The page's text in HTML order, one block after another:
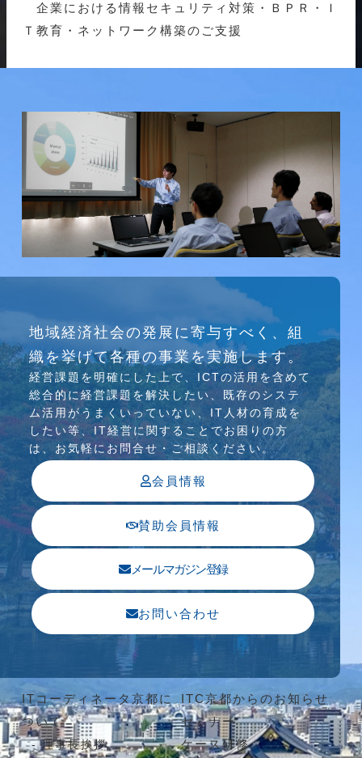
企業における情報セキュリティ対策・ＢＰＲ・Ｉ
Ｔ教育・ネットワーク構築のご支援
介護ソリューション研究会、WEB/SNS研究会を
行っています
地域経済社会の発展に寄与すべく、組
織を挙げて各種の事業を実施します。
経営課題を明確にした上で、ICTの活⽤を含めて
総合的に経営課題を解決したい、既存のシステ
ム活⽤がうまくいっていない、IT⼈材の育成を
したい等、IT経営に関することでお困りの⽅
は、お気軽にお問合せ・ご相談ください。
会員情報
賛助会員情報
メールマガジン登録
お問い合わせ
ITコーディネータ京都に
ついて
理事長挨拶
ITC京都からのお知らせ
セミナー
ケース研修